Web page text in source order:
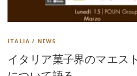
ITALIA / NEWS
イタリア菓子界のマエス